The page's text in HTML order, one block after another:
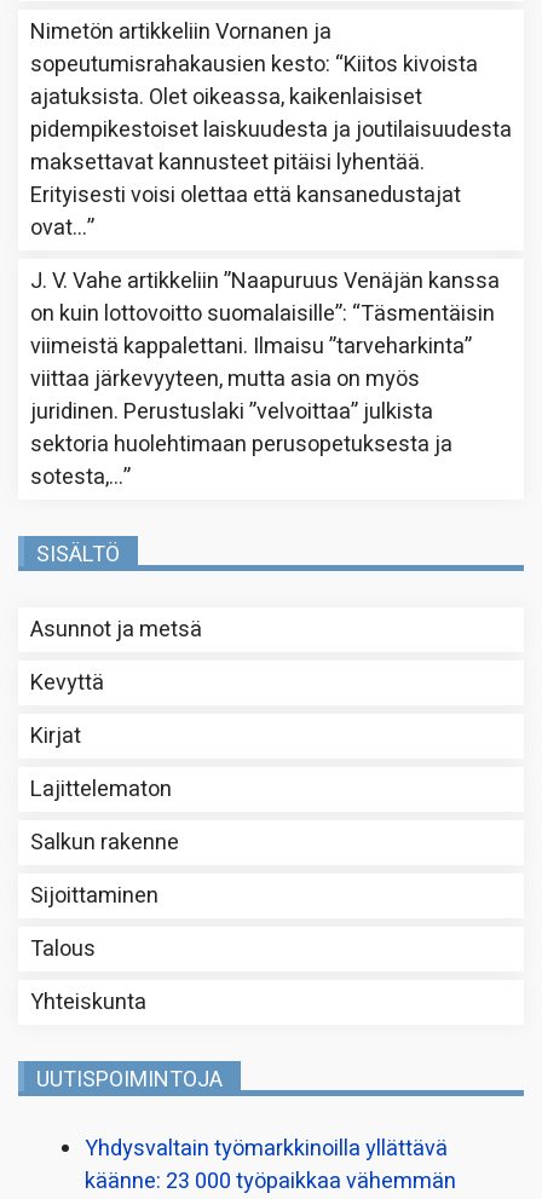
Nimetön artikkeliinVornanen ja
sopeutumisrahakausien kesto: “Kiitos kivoista
ajatuksista. Olet oikeassa, kaikenlaisiset
pidempikestoiset laiskuudesta ja joutilaisuudesta
maksettavat kannusteet pitäisi lyhentää.
Erityisesti voisi olettaa että kansanedustajat
ovat…”
J. V. Vahe artikkeliin”Naapuruus Venäjän kanssa
on kuin lottovoitto suomalaisille”: “Täsmentäisin
viimeistä kappalettani. Ilmaisu ”tarveharkinta”
viittaa järkevyyteen, mutta asia on myös
juridinen. Perustuslaki ”velvoittaa” julkista
sektoria huolehtimaan perusopetuksesta ja
sotesta,…”
SISÄLTÖ
Asunnot ja metsä
Kevyttä
Kirjat
Lajittelematon
Salkun rakenne
Sijoittaminen
Talous
Yhteiskunta
UUTISPOIMINTOJA
Yhdysvaltain työmarkkinoilla yllättävä
käänne: 23 000 työpaikkaa vähemmän